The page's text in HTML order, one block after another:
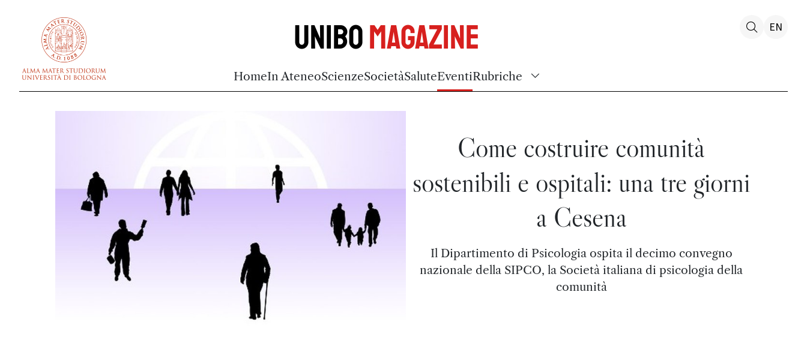
UniboMagazine
HomeIn AteneoScienzeSocietàSaluteEventiRubriche
EN
Come costruire comunità
sostenibili e ospitali: una tre giorni
a Cesena
Il Dipartimento di Psicologia ospita il decimo convegno
nazionale della SIPCO, la Società italiana di psicologia della
comunità